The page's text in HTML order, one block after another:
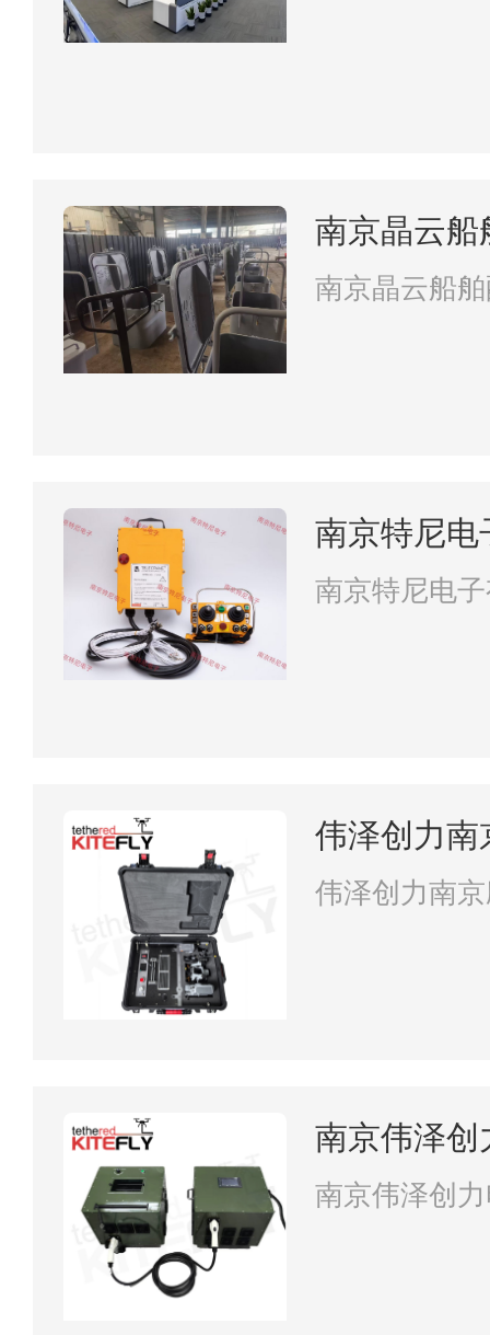
南京晶云船
南京晶云船
南京特尼电
南京特尼电
伟泽创力南
限公司
伟泽创力南
南京伟泽创
司
南京伟泽创